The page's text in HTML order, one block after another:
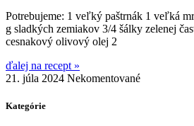
Potrebujeme: 1 veľký paštrnák 1 veľká
g sladkých zemiakov 3/4 šálky zelenej
cesnakový olivový olej 2
ďalej na recept »
21. júla 2024 Nekomentované
Kategórie